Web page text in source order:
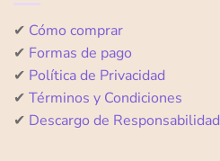
✔ Cómo comprar
✔ Formas de pago
✔ Política de Privacidad
✔ Términos y Condiciones
✔ Descargo de Responsabilidad